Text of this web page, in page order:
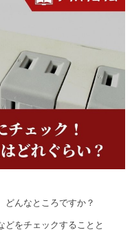
どんなところですか？
どをチェックすることと